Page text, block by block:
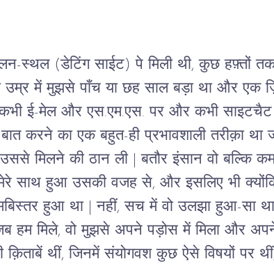
स्थल (डेटिंग साईट) पे मिली थी, कुछ हफ़्तों तक
उम्र में मुझसे पाँच या छह साल बड़ा था और एक
ई-मेल और एस.एम.एस. पर और कभी साइटचैट
करने का एक बहुत-ही प्रभावशाली तरीक़ा था
मिलने की ठान ली | बतौर इंसान वो बल्कि
मेरे साथ हुआ उसकी वजह से, और इसलिए भी
हुआ था | नहीं, सच में वो उलझा हुआ-सा
हम मिले, वो मुझसे अपने पड़ोस में मिला और
थीं, जिनमें संयोगवश कुछ ऐसे विषयों पर